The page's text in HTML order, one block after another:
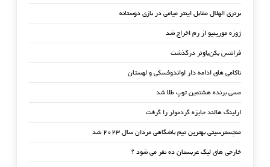
برتری الهلال مقابل اینتر میامی در بازی دوستانه
ژوزه مورینیو از رم اخراج شد
فرانتس بکن‌باوئر درگذشت
ناکامی های ادامه دار لواندوفسکی و لهستان
مسی برنده هشتمین توپ طلا شد
ارلینگ هالند جایزه گردمولر را گرفت
منچسترسیتی بهترین تیم باشگاهی مردان سال ۲۰۲۳ شد
خارجی های لیگ عربستان ده نفر می شود ؟